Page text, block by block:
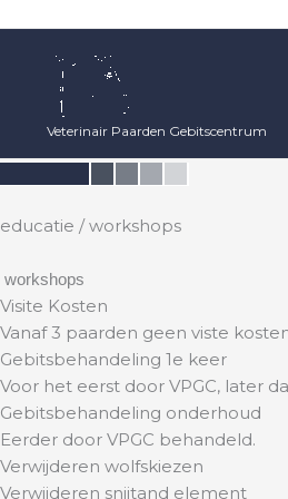
Veterinair Paarden Gebitscentrum
educatie / workshops
workshops
Visite Kosten
Vanaf 3 paarden geen viste
Gebitsbehandeling 1e keer
Voor het eerst door VPGC, later
Gebitsbehandeling onderhoud
Eerder door VPGC behandeld.
Verwijderen wolfskiezen
Verwijderen snijtand element